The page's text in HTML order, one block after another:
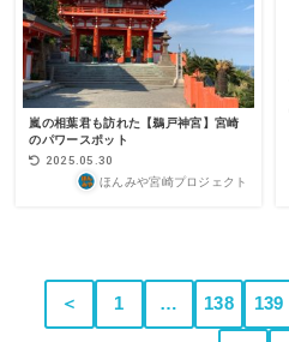
嵐の相葉君も訪れた【鵜戸神宮】宮崎
のパワースポット
2025.05.30
ほんみや宮崎プロジェクト
＜ 1 … 138 139